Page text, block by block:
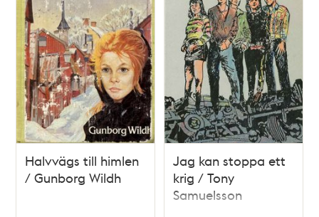
Halvvägs till himlen
/ Gunborg Wildh
Jag kan stoppa ett
krig / Tony
Samuelsson